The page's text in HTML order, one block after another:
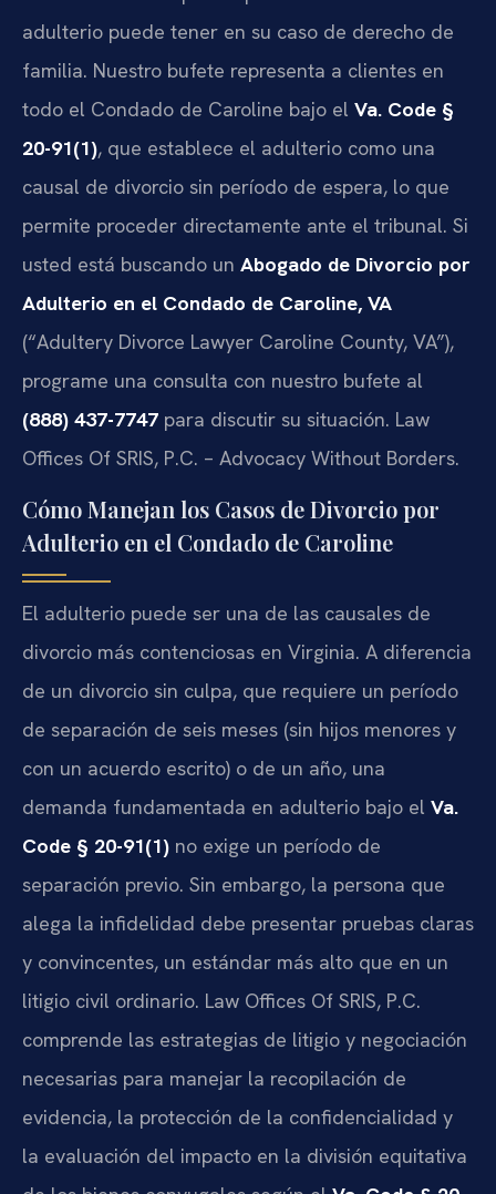
adulterio puede tener en su caso de derecho de
familia. Nuestro bufete representa a clientes en
todo el Condado de Caroline bajo el Va. Code §
20-91(1), que establece el adulterio como una
causal de divorcio sin período de espera, lo que
permite proceder directamente ante el tribunal. Si
usted está buscando un Abogado de Divorcio por
Adulterio en el Condado de Caroline, VA
(“Adultery Divorce Lawyer Caroline County, VA”),
programe una consulta con nuestro bufete al
(888) 437-7747 para discutir su situación. Law
Offices Of SRIS, P.C. – Advocacy Without Borders.
Cómo Manejan los Casos de Divorcio por
Adulterio en el Condado de Caroline
El adulterio puede ser una de las causales de
divorcio más contenciosas en Virginia. A diferencia
de un divorcio sin culpa, que requiere un período
de separación de seis meses (sin hijos menores y
con un acuerdo escrito) o de un año, una
demanda fundamentada en adulterio bajo el Va.
Code § 20-91(1) no exige un período de
separación previo. Sin embargo, la persona que
alega la infidelidad debe presentar pruebas claras
y convincentes, un estándar más alto que en un
litigio civil ordinario. Law Offices Of SRIS, P.C.
comprende las estrategias de litigio y negociación
necesarias para manejar la recopilación de
evidencia, la protección de la confidencialidad y
la evaluación del impacto en la división equitativa